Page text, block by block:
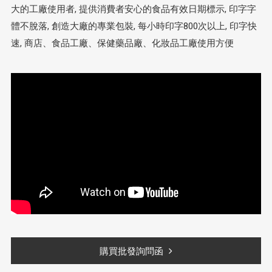
大的工廠使用者, 提供消費者安心的食品有效日期標示, 印字字
體不脫落, 創造大廠的專業包裝, 每小時印字800次以上, 印字快
速, 商店、食品工廠、保健藥品廠、化妝品工廠使用方便
購買批發詢問函